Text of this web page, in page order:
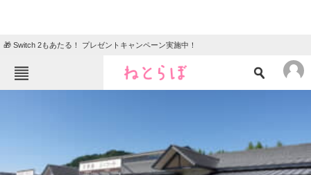
🎁 Switch 2もあたる！ プレゼントキャンペーン実施中！
グルメ 地域